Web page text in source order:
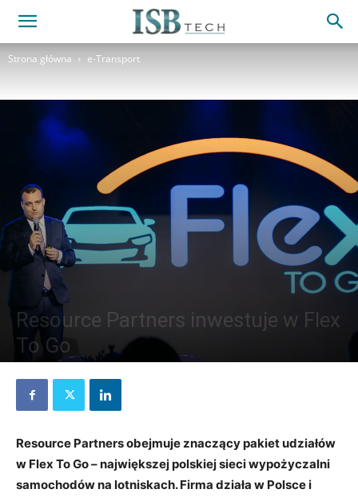
Strona główna e-Transport
Resource Partners inwestuje w Flex
To Go
Resource Partners obejmuje znaczący pakiet udziałów
w Flex To Go – największej polskiej sieci wypożyczalni
samochodów na lotniskach. Firma działa w Polsce i